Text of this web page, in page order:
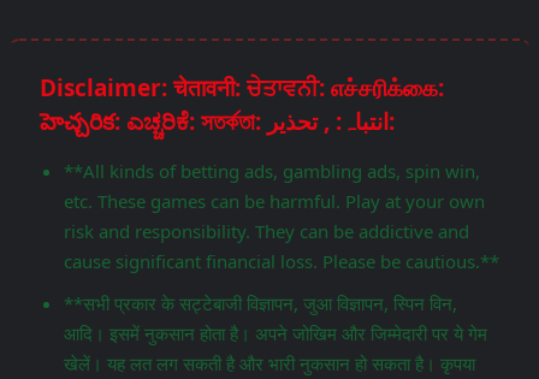
Disclaimer: चेतावनी: ਚੇਤਾਵਨੀ: எச்சரிக்கை:
హెచ్చరిక: ಎಚ್ಚರಿಕೆ: সতর্কতা: انتباہ: , تحذير:
**All kinds of betting ads, gambling ads, spin win,
etc. These games can be harmful. Play at your own
risk and responsibility. They can be addictive and
cause significant financial loss. Please be cautious.**
**सभी प्रकार के सट्टेबाजी विज्ञापन, जुआ विज्ञापन, स्पिन विन,
आदि। इसमें नुकसान होता है। अपने जोखिम और जिम्मेदारी पर ये गेम
खेलें। यह लत लग सकती है और भारी नुकसान हो सकता है। कृपया